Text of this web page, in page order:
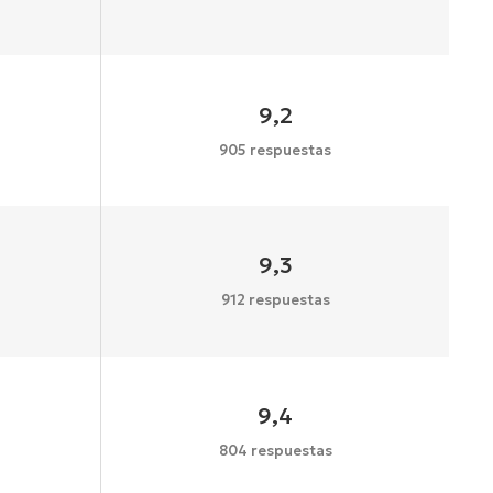
9,2
905 respuestas
9,3
912 respuestas
9,4
804 respuestas